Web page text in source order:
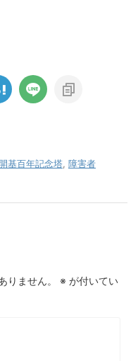
基百年記念塔 障害者
りません。 ※ が付いてい